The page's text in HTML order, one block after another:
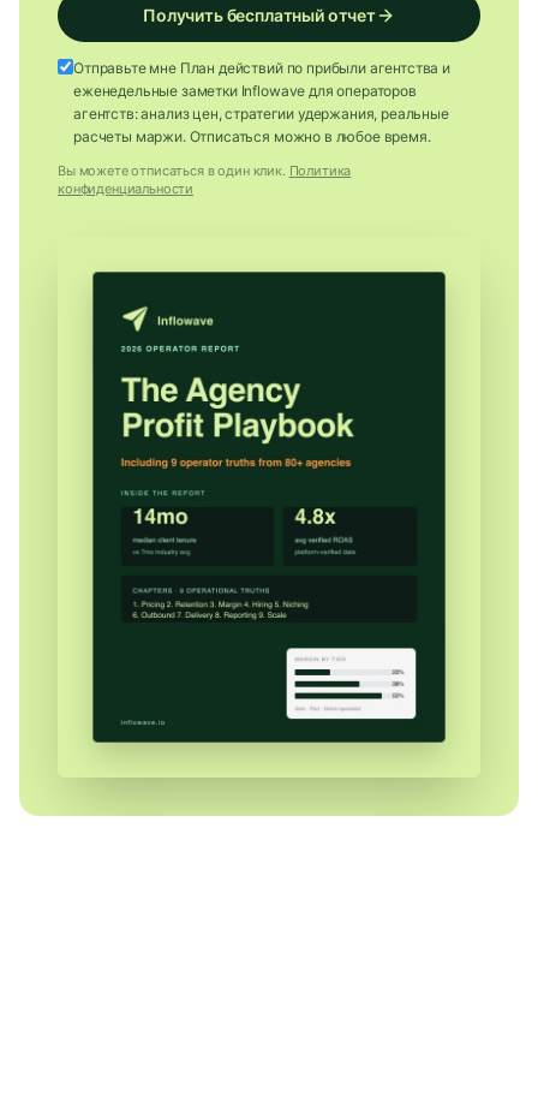
Получить бесплатный отчет
Отправьте мне План действий по прибыли агентства и
еженедельные заметки Inflowave для операторов
агентств: анализ цен, стратегии удержания, реальные
расчеты маржи. Отписаться можно в любое время.
Вы можете отписаться в один клик. Политика
конфиденциальности